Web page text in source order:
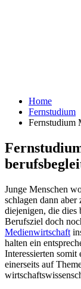
Home
Fernstudium
Fernstudium
Junge Menschen
schlagen dann
diejenigen, die dies
Berufsziel doch
Medienwirtschaft
halten ein
Interessierten somit
einerseits auf